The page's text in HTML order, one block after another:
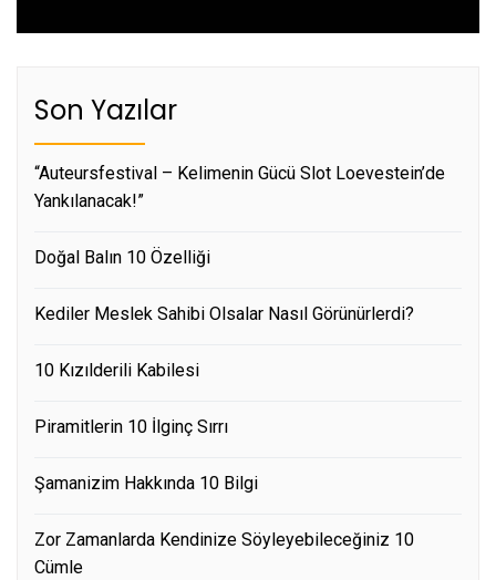
Son Yazılar
“Auteursfestival – Kelimenin Gücü Slot Loevestein’de
Yankılanacak!”
Doğal Balın 10 Özelliği
Kediler Meslek Sahibi Olsalar Nasıl Görünürlerdi?
10 Kızılderili Kabilesi
Piramitlerin 10 İlginç Sırrı
Şamanizim Hakkında 10 Bilgi
Zor Zamanlarda Kendinize Söyleyebileceğiniz 10
Cümle